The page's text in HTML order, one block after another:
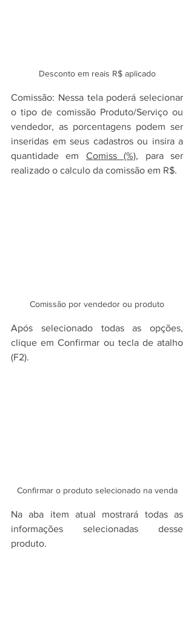
Desconto em reais R$ aplicado
Comissão: Nessa tela poderá selecionar
o tipo de comissão Produto/Serviço ou
vendedor, as porcentagens podem ser
inseridas em seus cadastros ou insira a
quantidade em Comiss (%), para ser
realizado o calculo da comissão em R$.
Comissão por vendedor ou produto
Após selecionado todas as opções,
clique em Confirmar ou tecla de atalho
(F2).
Confirmar o produto selecionado na venda
Na aba item atual mostrará todas as
informações selecionadas desse
produto.